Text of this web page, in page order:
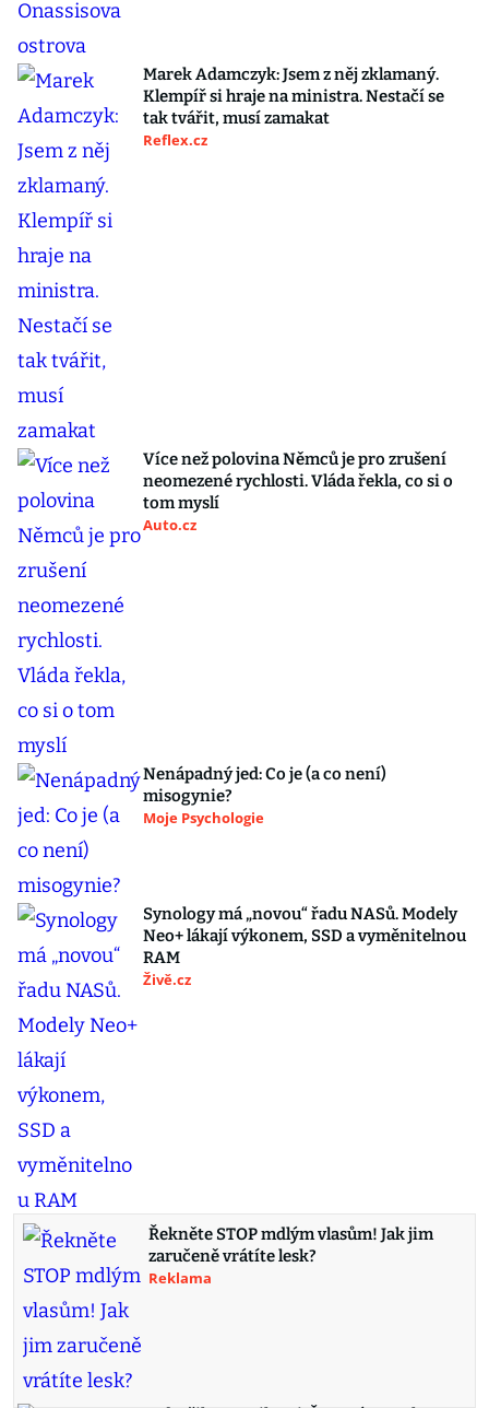
Marek Adamczyk: Jsem z něj zklamaný.
Klempíř si hraje na ministra. Nestačí se
tak tvářit, musí zamakat
Reflex.cz
Více než polovina Němců je pro zrušení
neomezené rychlosti. Vláda řekla, co si o
tom myslí
Auto.cz
Nenápadný jed: Co je (a co není)
misogynie?
Moje Psychologie
Synology má „novou“ řadu NASů. Modely
Neo+ lákají výkonem, SSD a vyměnitelnou
RAM
Živě.cz
Řekněte STOP mdlým vlasům! Jak jim
zaručeně vrátíte lesk?
Reklama